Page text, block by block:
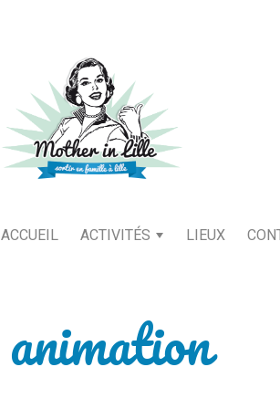
ACCUEIL ACTIVITÉS LIEUX
animation